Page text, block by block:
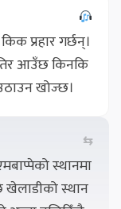
प्रहार गर्छन्।
आउँछ किनकि
खोज्छ।
⇆
स्थानमा
खेलाडीको स्थान